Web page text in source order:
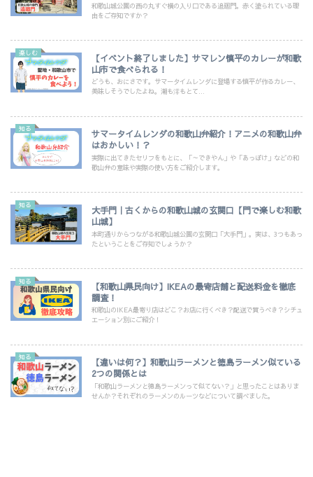
和歌山城公園の西の丸すぐ横の入り口である追廻門。赤く塗られている理
由をご存知ですか？
楽しむ
【イベント終了しました】サマレン慎平のカレーが和歌
山市で食べられる！
どうも、おにさです。サマータイムレンダに登場する慎平が作るカレー、
美味しそうでしたよね。潮も澪もとて...
知る
サマータイムレンダの和歌山弁紹介！アニメの和歌山弁
はおかしい！？
実際に出てきたセリフをもとに、「～できやん」や「あっぽけ」などの和
歌山弁の意味や実際の使い方をご紹介します。
知る
大手門｜古くからの和歌山城の玄関口【門で楽しむ和歌
山城】
本町通りからつながる和歌山城公園の玄関口「大手門」。実は、3つもあっ
たということをご存知でしょうか？
知る
【和歌山県民向け】IKEAの最寄店舗と配送料金を徹底
調査！
和歌山のIKEA最寄り店はどこ？お店に行くべき？配送で買うべき？シチュ
エーション別にご紹介！
知る
【違いは何？】和歌山ラーメンと徳島ラーメン似ている
2つの関係とは
「和歌山ラーメンと徳島ラーメンって似てない？」と思ったことはありま
せんか？それぞれのラーメンのルーツなどについて調べました。